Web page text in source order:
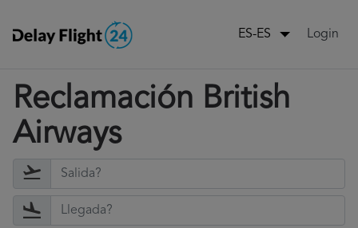
ES-ES Login
Reclamación British
Airways